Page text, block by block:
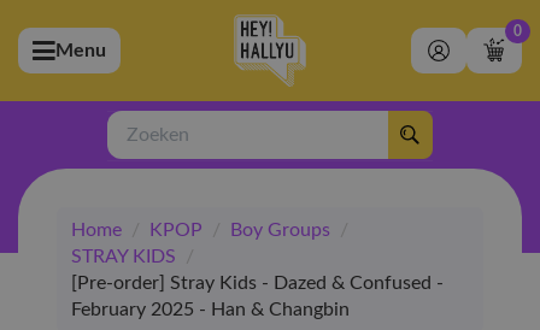
(Artiesten)
(Merchandise)
(Exclusive)
(Winkel)
Menu
0
Zoeken
Home / KPOP / Boy Groups
/
STRAY KIDS
/
[Pre-order] Stray Kids - Dazed & Confused -
February 2025 - Han & Changbin